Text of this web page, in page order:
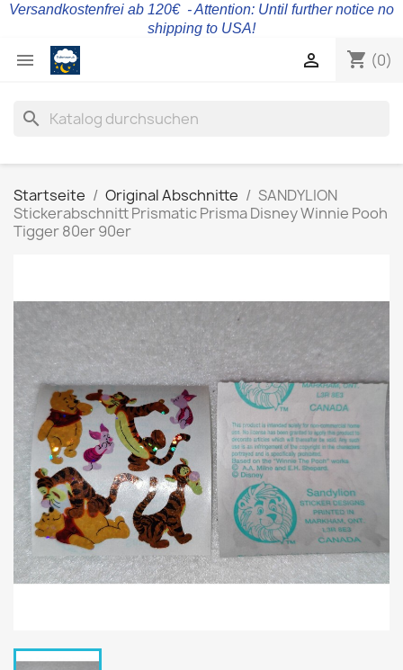
Versandkostenfrei ab 120€ - Attention: Until further notice no
shipping to USA!
 shopping_cart (0)

search
Startseite Original Abschnitte
SANDYLION
Stickerabschnitt Prismatic Prisma Disney Winnie Pooh
Tigger 80er 90er